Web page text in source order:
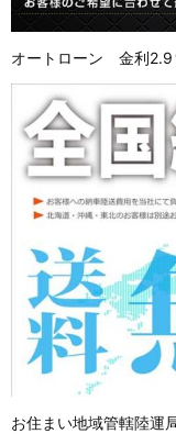
オートローン 金利2.9
お住まい地域管轄陸運